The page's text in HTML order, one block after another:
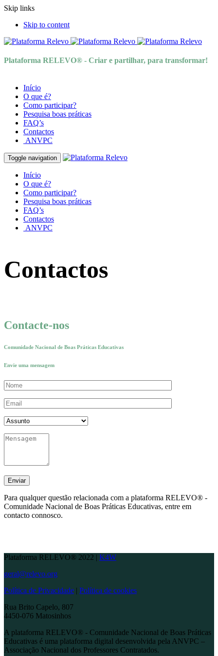
Skip links
Skip to content
Plataforma RELEVO® - Criar e partilhar, para transformar!
Início
O que é?
Como participar?
Pesquisa boas práticas
FAQ’s
Contactos
ANVPC
Toggle navigation
Início
O que é?
Como participar?
Pesquisa boas práticas
FAQ’s
Contactos
ANVPC
Contactos
Contacte-nos
Comunidade Nacional de Boas Práticas Educativas​
Envie uma mensagem
Para qualquer questão relacionada com a plataforma RELEVO® -
Comunidade Nacional de Boas Práticas Educativas, entre em
contacto connosco.
Plataforma RELEVO® 2022 | K4W
geral@relevo.org
Política de Privacidade | Política de cookies
Rua Brito Capelo, 807
4450-076 Matosinhos
A plataforma RELEVO® - Comunidade Nacional de Boas Práticas
Educativas é uma plataforma digital desenvolvida pela ANVPC –
Associação Nacional dos Professores Contratados.